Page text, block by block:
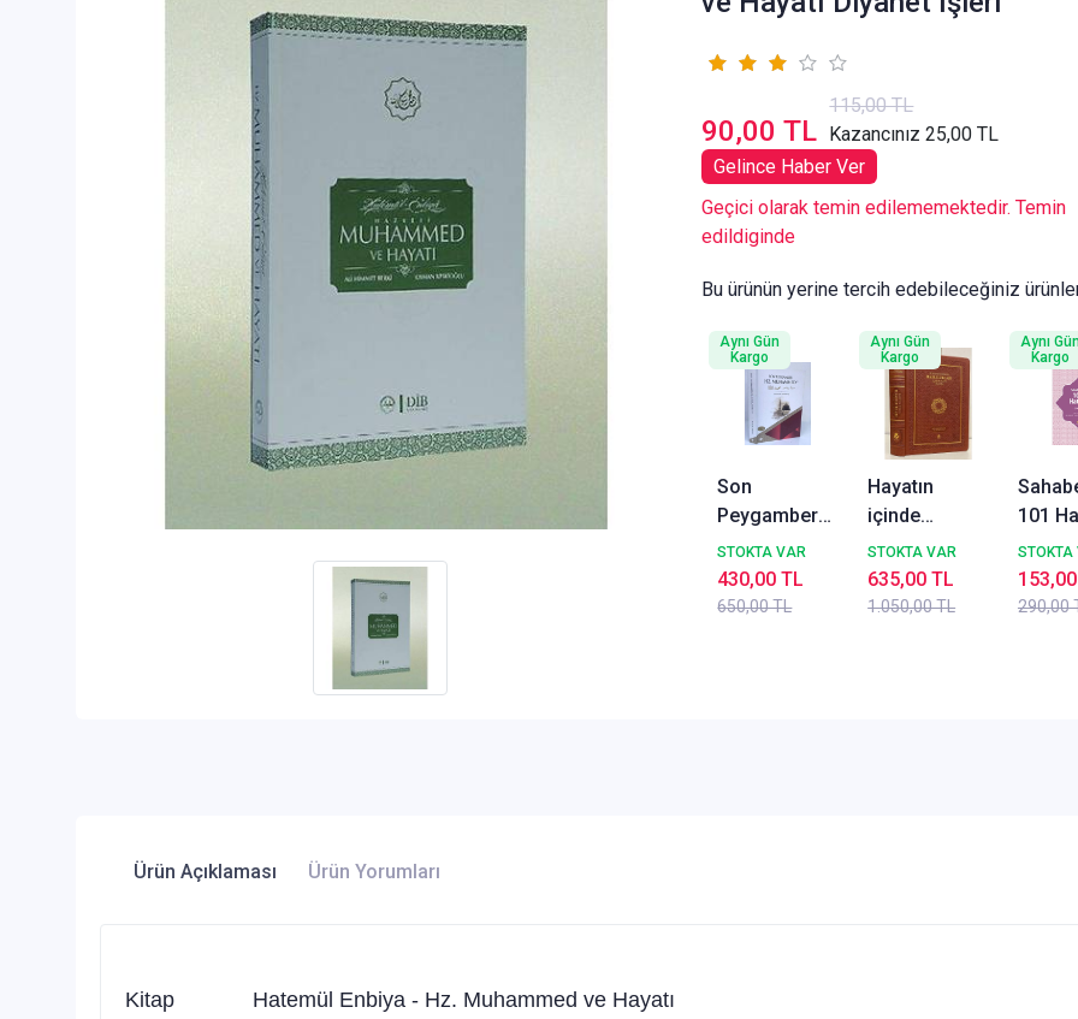
90,00 TL
115,00 TL
Kazancınız 25,00 TL
Gelince Haber Ver
Geçici olarak temin edilememektedir. Temin
edildiginde
Bu ürünün yerine tercih edebileceğiniz
Son
Peygamber
Hz.
Muhammed
Siyer-i Nebi
STOKTA VAR
650,00 TL
430,00 TL
Aynı Gün
Kargo
Hayatın
içinde
Rasulullah (
sav ) Termo
Deri Cilt Yedi
STOKTA VAR
1.050,00 TL
635,00 TL
Aynı Gün
Kargo
101
Yaşar
STOKTA
290,00
Aynı
Kargo
Ürün Açıklaması Ürün Yorumları
Kitap Hatemül Enbiya - Hz. Muhammed ve Hayatı